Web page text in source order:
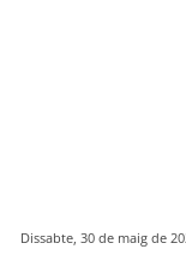
Dissabte, 30 de maig de